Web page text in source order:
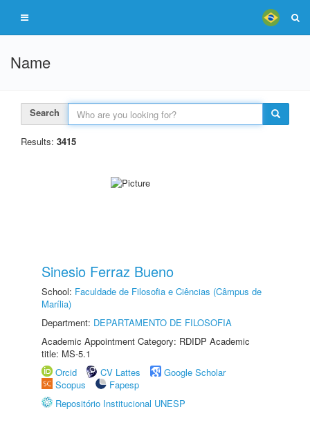
Name
Search
Results: 3415
Sinesio Ferraz Bueno
School: Faculdade de Filosofia e Ciências (Câmpus de
Marília)
Department: DEPARTAMENTO DE FILOSOFIA
Academic Appointment Category: RDIDP Academic
title: MS-5.1
Orcid
CV Lattes
Google Scholar
Scopus
Fapesp
Repositório Institucional UNESP